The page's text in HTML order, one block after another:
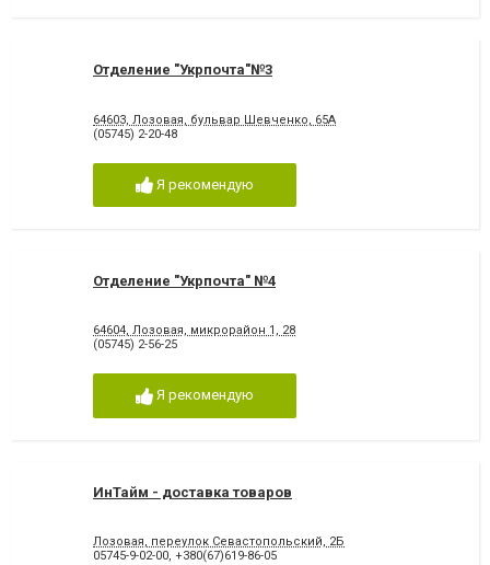
Отделение "Укрпочта"№3
64603, Лозовая, бульвар Шевченко, 65А
(05745) 2-20-48
Я рекомендую
Отделение "Укрпочта" №4
64604, Лозовая, микрорайон 1, 28
(05745) 2-56-25
Я рекомендую
ИнТайм - доставка товаров
Лозовая, переулок Севастопольский, 2Б
05745-9-02-00, +380(67)619-86-05